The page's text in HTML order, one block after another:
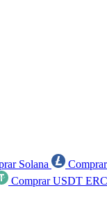
Solana
Comprar USDT